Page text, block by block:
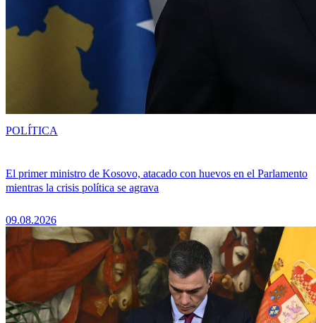
El primer ministro de Kosovo, atacado con huevos en el Parlamento
mientras la crisis política se agrava
09.08.2026
POLÍTICA